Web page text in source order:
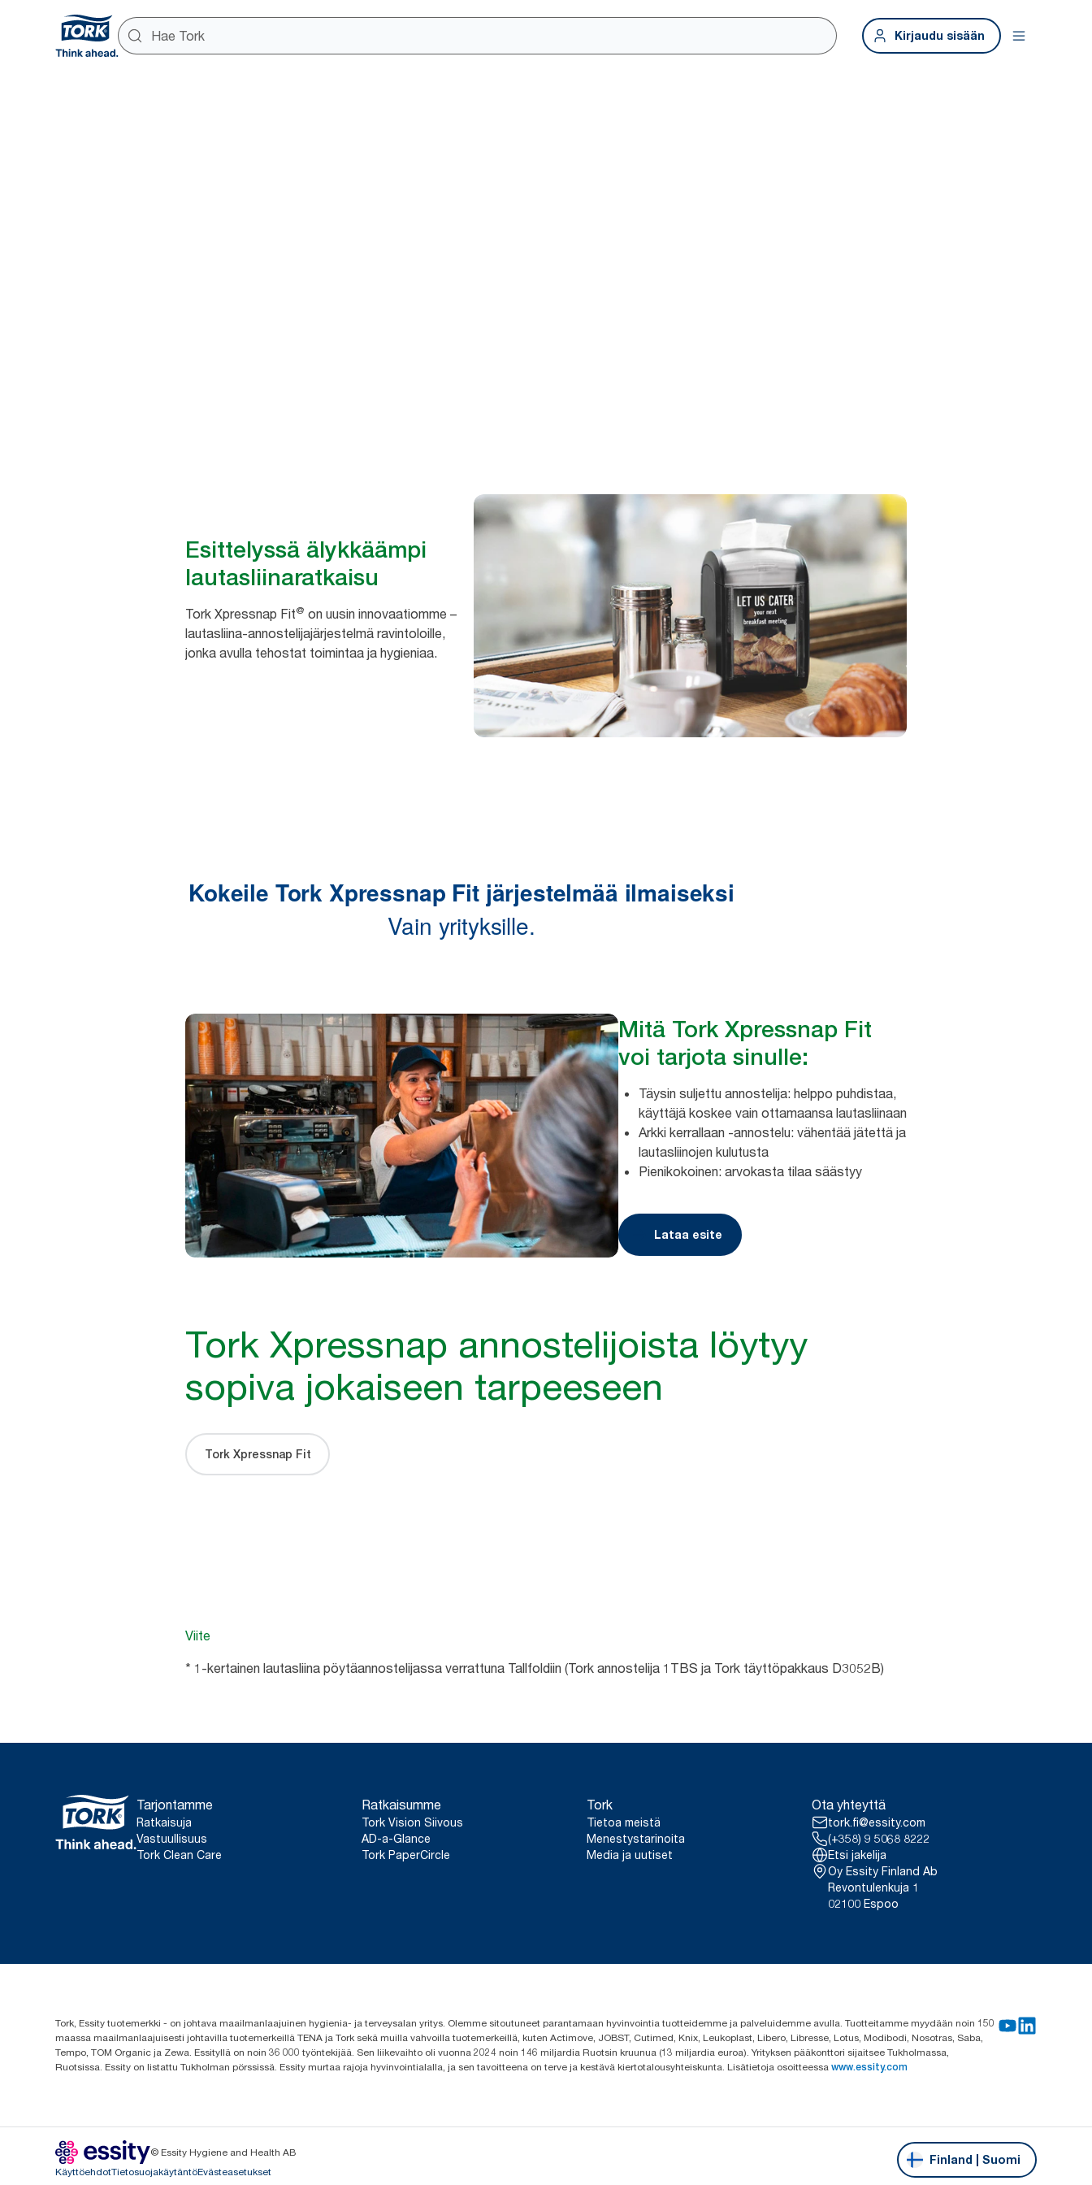
Kirjaudu sisään
Esittelyssä älykkäämpi
lautasliinaratkaisu
Tork Xpressnap Fit@ on uusin innovaatiomme –
lautasliina-annostelijajärjestelmä ravintoloille,
jonka avulla tehostat toimintaa ja hygieniaa.
Mitä Tork Xpressnap Fit
voi tarjota sinulle:
Täysin suljettu annostelija: helppo puhdistaa,
käyttäjä koskee vain ottamaansa lautasliinaan
Arkki kerrallaan -annostelu: vähentää jätettä ja
lautasliinojen kulutusta
Pienikokoinen: arvokasta tilaa säästyy
Lataa esite
Tork Xpressnap annostelijoista löytyy
sopiva jokaiseen tarpeeseen
Tork Xpressnap Fit
Viite
* 1-kertainen lautasliina pöytäannostelijassa verrattuna Tallfoldiin (Tork annostelija 1TBS ja Tork täyttöpakkaus D3052B)
Tarjontamme
Ratkaisuja
Vastuullisuus
Tork Clean Care
Ratkaisumme
Tork Vision Siivous
AD-a-Glance
Tork PaperCircle
Tork
Tietoa meistä
Menestystarinoita
Media ja uutiset
Ota yhteyttä
tork.fi@essity.com
(+358) 9 5068 8222
Etsi jakelija
Oy Essity Finland Ab
Revontulenkuja 1
02100 Espoo
Tork, Essity tuotemerkki - on johtava maailmanlaajuinen hygienia- ja terveysalan yritys. Olemme sitoutuneet parantamaan hyvinvointia tuotteidemme ja palveluidemme avulla. Tuotteitamme myydään noin 150
maassa maailmanlaajuisesti johtavilla tuotemerkeillä TENA ja Tork sekä muilla vahvoilla tuotemerkeillä, kuten Actimove, JOBST, Cutimed, Knix, Leukoplast, Libero, Libresse, Lotus, Modibodi, Nosotras, Saba,
Tempo, TOM Organic ja Zewa. Essityllä on noin 36 000 työntekijää. Sen liikevaihto oli vuonna 2024 noin 146 miljardia Ruotsin kruunua (13 miljardia euroa). Yrityksen pääkonttori sijaitsee Tukholmassa,
Ruotsissa. Essity on listattu Tukholman pörssissä. Essity murtaa rajoja hyvinvointialalla, ja sen tavoitteena on terve ja kestävä kiertotalousyhteiskunta. Lisätietoja osoitteessa www.essity.com
© Essity Hygiene and Health AB
KäyttöehdotTietosuojakäytäntöEvästeasetukset
Finland | Suomi